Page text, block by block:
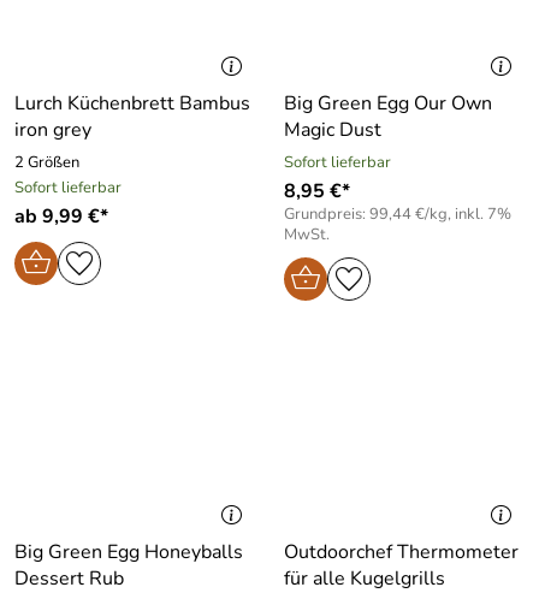
Lurch Küchenbrett Bambus
iron grey
2 Größen
Sofort lieferbar
ab 9,99 €*
Big Green Egg Our Own
Magic Dust
Sofort lieferbar
8,95 €*
Grundpreis: 99,44 €/kg, inkl. 7%
MwSt.
Big Green Egg Honeyballs
Dessert Rub
Outdoorchef Thermometer
für alle Kugelgrills